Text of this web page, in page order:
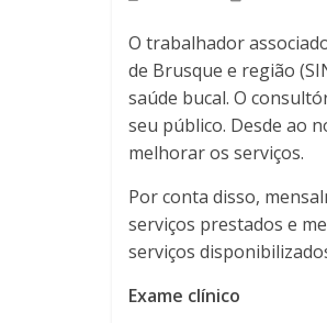
O trabalhador
de Brusque e região
saúde bucal. O
seu público. Desde ao
melhorar os serviços.
Por conta disso,
serviços prestados e
serviços
Exame clínico